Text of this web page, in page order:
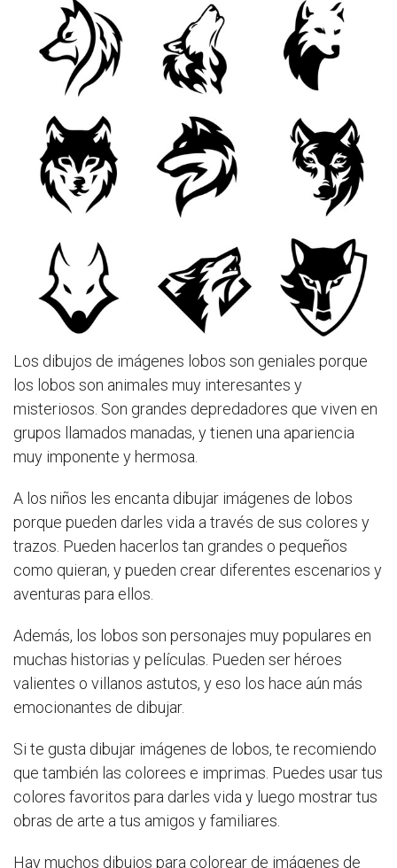
Los dibujos de imágenes lobos son geniales porque
los lobos son animales muy interesantes y
misteriosos. Son grandes depredadores que viven en
grupos llamados manadas, y tienen una apariencia
muy imponente y hermosa.
A los niños les encanta dibujar imágenes de lobos
porque pueden darles vida a través de sus colores y
trazos. Pueden hacerlos tan grandes o pequeños
como quieran, y pueden crear diferentes escenarios y
aventuras para ellos.
Además, los lobos son personajes muy populares en
muchas historias y películas. Pueden ser héroes
valientes o villanos astutos, y eso los hace aún más
emocionantes de dibujar.
Si te gusta dibujar imágenes de lobos, te recomiendo
que también las colorees e imprimas. Puedes usar tus
colores favoritos para darles vida y luego mostrar tus
obras de arte a tus amigos y familiares.
Hay muchos dibujos para colorear de imágenes de